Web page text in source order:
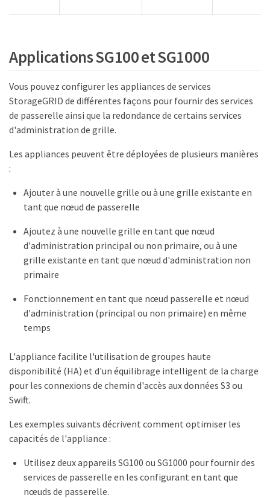
Applications SG100 et SG1000
Vous pouvez configurer les appliances de services
StorageGRID de différentes façons pour fournir des services
de passerelle ainsi que la redondance de certains services
d'administration de grille.
Les appliances peuvent être déployées de plusieurs manières
:
Ajouter à une nouvelle grille ou à une grille existante en
tant que nœud de passerelle
Ajoutez à une nouvelle grille en tant que nœud
d'administration principal ou non primaire, ou à une
grille existante en tant que nœud d'administration non
primaire
Fonctionnement en tant que nœud passerelle et nœud
d'administration (principal ou non primaire) en même
temps
L'appliance facilite l'utilisation de groupes haute
disponibilité (HA) et d'un équilibrage intelligent de la charge
pour les connexions de chemin d'accès aux données S3 ou
Swift.
Les exemples suivants décrivent comment optimiser les
capacités de l'appliance :
Utilisez deux appareils SG100 ou SG1000 pour fournir des
services de passerelle en les configurant en tant que
nœuds de passerelle.